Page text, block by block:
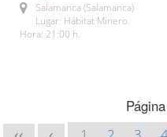
Salamanca (Salamanca)
Lugar: Hábitat Minero.
Hora: 21:00 h.
Página